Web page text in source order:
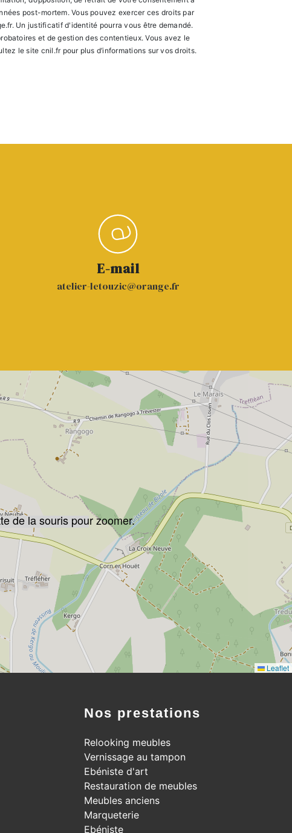
post-mortem. Vous pouvez exercer ces droits par
Un justificatif d'identité pourra vous être demandé.
et de gestion des contentieux. Vous avez le
le site cnil.fr pour plus d’informations sur vos droits.
E-mail
atelier-letouzic@orange.fr
de la souris pour zoomer.
Leaflet
Nos prestations
Relooking meubles
Vernissage au tampon
Ebéniste d'art
Restauration de meubles
Meubles anciens
Marqueterie
Ebéniste